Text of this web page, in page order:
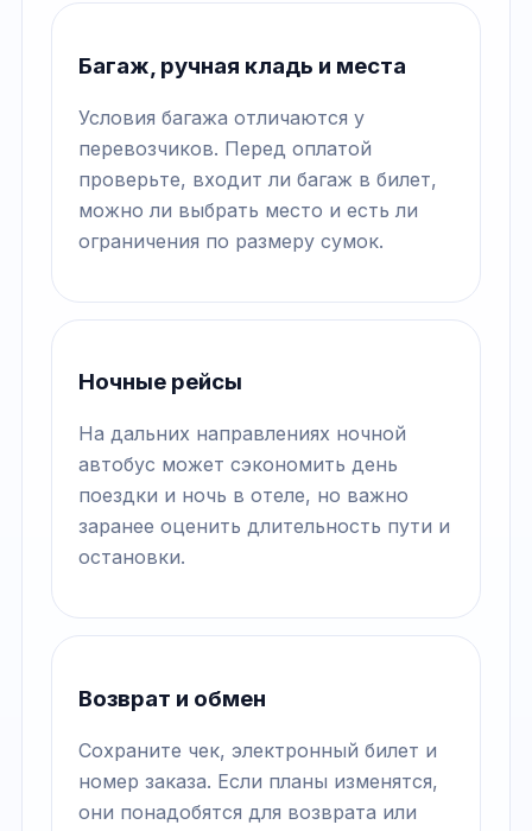
Багаж, ручная кладь и места
Условия багажа отличаются у
перевозчиков. Перед оплатой
проверьте, входит ли багаж в билет,
можно ли выбрать место и есть ли
ограничения по размеру сумок.
Ночные рейсы
На дальних направлениях ночной
автобус может сэкономить день
поездки и ночь в отеле, но важно
заранее оценить длительность пути и
остановки.
Возврат и обмен
Сохраните чек, электронный билет и
номер заказа. Если планы изменятся,
они понадобятся для возврата или